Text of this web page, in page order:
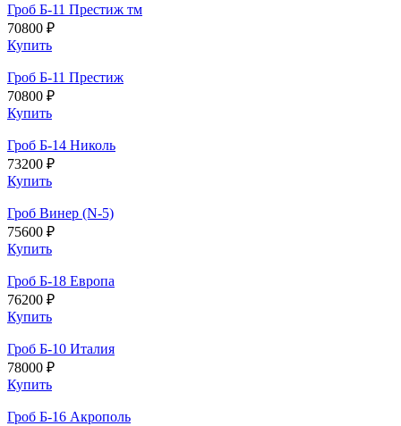
Гроб Б-11 Престиж тм
70800 ₽
Купить
Гроб Б-11 Престиж
70800 ₽
Купить
Гроб Б-14 Николь
73200 ₽
Купить
Гроб Винер (N-5)
75600 ₽
Купить
Гроб Б-18 Европа
76200 ₽
Купить
Гроб Б-10 Италия
78000 ₽
Купить
Гроб Б-16 Акрополь